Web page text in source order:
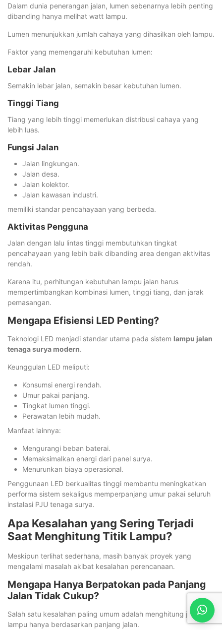
Dalam dunia penerangan jalan, lumen sebenarnya lebih penting
dibanding hanya melihat watt lampu.
Lumen menunjukkan jumlah cahaya yang dihasilkan oleh lampu.
Faktor yang memengaruhi kebutuhan lumen:
Lebar Jalan
Semakin lebar jalan, semakin besar kebutuhan lumen.
Tinggi Tiang
Tiang yang lebih tinggi memerlukan distribusi cahaya yang
lebih luas.
Fungsi Jalan
Jalan lingkungan.
Jalan desa.
Jalan kolektor.
Jalan kawasan industri.
memiliki standar pencahayaan yang berbeda.
Aktivitas Pengguna
Jalan dengan lalu lintas tinggi membutuhkan tingkat
pencahayaan yang lebih baik dibanding area dengan aktivitas
rendah.
Karena itu, perhitungan kebutuhan lampu jalan harus
mempertimbangkan kombinasi lumen, tinggi tiang, dan jarak
pemasangan.
Mengapa Efisiensi LED Penting?
Teknologi LED menjadi standar utama pada sistem lampu jalan
tenaga surya modern.
Keunggulan LED meliputi:
Konsumsi energi rendah.
Umur pakai panjang.
Tingkat lumen tinggi.
Perawatan lebih mudah.
Manfaat lainnya:
Mengurangi beban baterai.
Memaksimalkan energi dari panel surya.
Menurunkan biaya operasional.
Penggunaan LED berkualitas tinggi membantu meningkatkan
performa sistem sekaligus memperpanjang umur pakai seluruh
instalasi PJU tenaga surya.
Apa Kesalahan yang Sering Terjadi
Saat Menghitung Titik Lampu?
Meskipun terlihat sederhana, masih banyak proyek yang
mengalami masalah akibat kesalahan perencanaan.
Mengapa Hanya Berpatokan pada Panjang
Jalan Tidak Cukup?
Salah satu kesalahan paling umum adalah menghitung jumlah
lampu hanya berdasarkan panjang jalan.